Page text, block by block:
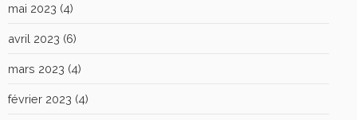
mai 2023 (4)
avril 2023 (6)
mars 2023 (4)
février 2023 (4)